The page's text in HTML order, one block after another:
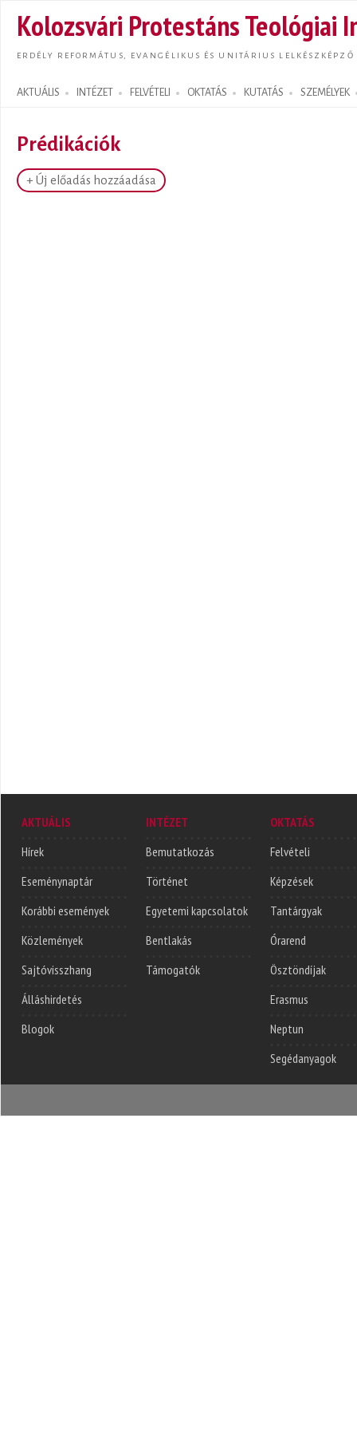
Kolozsvári Protestáns Teológiai
ERDÉLY REFORMÁTUS, EVANGÉLIKUS ÉS UNITÁRIUS LELKÉSZKÉPZŐ
AKTUÁLIS INTÉZET FELVÉTELI OKTATÁS KUTATÁS SZEMÉLYEK
Search form
Prédikációk
+ Új előadás hozzáadása
AKTUÁLIS
Hírek
Eseménynaptár
Korábbi események
Közlemények
Sajtóvisszhang
Álláshirdetés
Blogok
INTÉZET
Bemutatkozás
Történet
Egyetemi kapcsolatok
Bentlakás
Támogatók
OKTATÁS
Felvételi
Képzések
Tantárgyak
Órarend
Ösztöndíjak
Erasmus
Neptun
Segédanyagok